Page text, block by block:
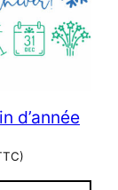
d’année